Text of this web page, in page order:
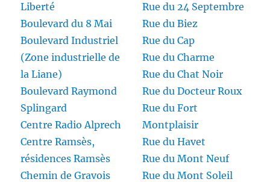
Liberté
Boulevard du 8 Mai
Boulevard Industriel
(Zone industrielle de
la Liane)
Boulevard Raymond
Splingard
Centre Radio Alprech
Centre Ramsès,
résidences Ramsès
Chemin de Gravois
Rue du 24 Septembre
Rue du Biez
Rue du Cap
Rue du Charme
Rue du Chat Noir
Rue du Docteur Roux
Rue du Fort
Montplaisir
Rue du Havet
Rue du Mont Neuf
Rue du Mont Soleil